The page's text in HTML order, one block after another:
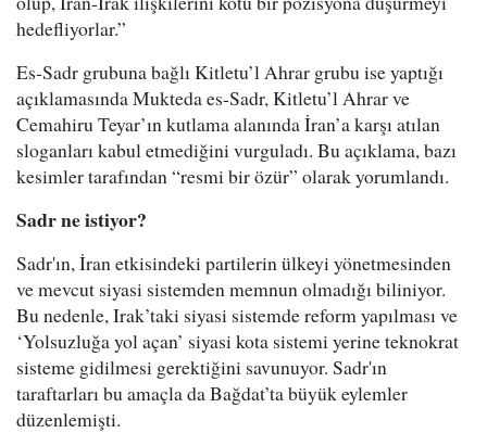
hedefliyorlar.”
Es-Sadr grubuna bağlı Kitletu’l Ahrar grubu ise yaptığı
açıklamasında Mukteda es-Sadr, Kitletu’l Ahrar ve
Cemahiru Teyar’ın kutlama alanında İran’a karşı atılan
sloganları kabul etmediğini vurguladı. Bu açıklama, bazı
kesimler tarafından “resmi bir özür” olarak yorumlandı.
Sadr ne istiyor?
Sadr'ın, İran etkisindeki partilerin ülkeyi yönetmesinden
ve mevcut siyasi sistemden memnun olmadığı biliniyor.
Bu nedenle, Irak’taki siyasi sistemde reform yapılması ve
‘Yolsuzluğa yol açan’ siyasi kota sistemi yerine teknokrat
sisteme gidilmesi gerektiğini savunuyor. Sadr'ın
taraftarları bu amaçla da Bağdat’ta büyük eylemler
düzenlemişti.